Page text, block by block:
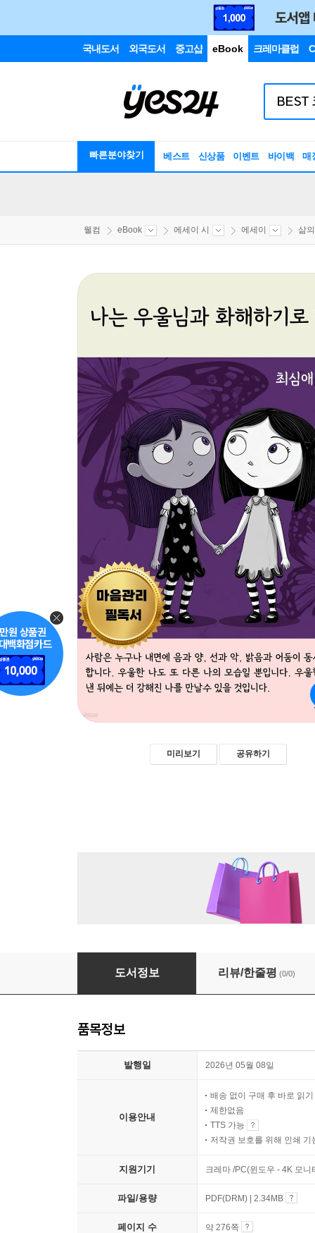
국내도서 외국도서 중고샵 eBook 크레마클럽
빠른분야찾기 베스트 신상품 이벤트 바이백 매
웰컴 eBook 에세이 시 에세이 삶
미리보기 공유하기
나는 우울님과 화해하기로 했다
도서정보 리뷰/한줄평 (0/0)
품목정보
발행일 2026년 05월 08일
이용안내
배송 없이 구매 후 바로 읽기
제한없음
TTS 가능
저작권 보호를 위해 인쇄 기
지원기기 크레마 /PC(윈도우 - 4K 모
파일/용량 PDF(DRM) | 2.34MB
페이지 수 약 276쪽